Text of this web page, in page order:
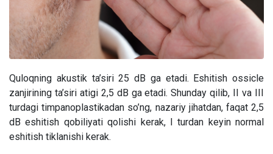
Quloqning akustik ta’siri 25 dB ga etadi. Eshitish ossicle
zanjirining ta’siri atigi 2,5 dB ga etadi. Shunday qilib, II va III
turdagi timpanoplastikadan so’ng, nazariy jihatdan, faqat 2,5
dB eshitish qobiliyati qolishi kerak, I turdan keyin normal
eshitish tiklanishi kerak.